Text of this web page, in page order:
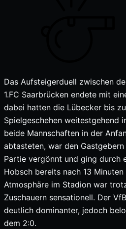
Das Aufsteigerduell zwischen
1.FC Saarbrücken endete mit
dabei hatten die Lübecker bis
Spielgeschehen weitestgehend
beide Mannschaften in der
abtasteten, war den
Partie vergönnt und ging durch
Hobsch bereits nach 13 Minuten
Atmosphäre im Stadion war
Zuschauern sensationell. Der
deutlich dominanter, jedoch
dem 2:0.